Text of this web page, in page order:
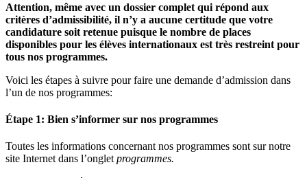
Attention, même avec un dossier complet qui répond aux
critères d’admissibilité, il n’y a aucune certitude que votre
candidature soit retenue puisque le nombre de places
disponibles pour les élèves internationaux est très restreint pour
tous nos programmes.
Voici les étapes à suivre pour faire une demande d’admission dans
l’un de nos programmes:
Étape 1: Bien s’informer sur nos programmes
Toutes les informations concernant nos programmes sont sur notre
site Internet dans l’onglet programmes.